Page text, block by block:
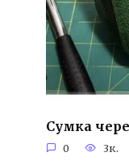
Сумка
0 3к.